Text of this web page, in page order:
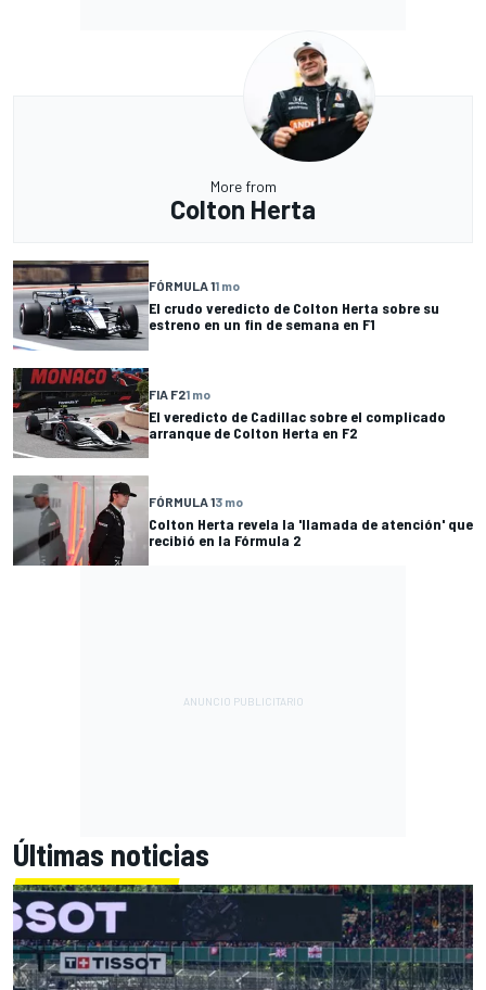
More from
Colton Herta
FÓRMULA 11 mo
El crudo veredicto de Colton Herta sobre su
estreno en un fin de semana en F1
FIA F21 mo
El veredicto de Cadillac sobre el complicado
arranque de Colton Herta en F2
FÓRMULA 13 mo
Colton Herta revela la 'llamada de atención' que
recibió en la Fórmula 2
Últimas noticias